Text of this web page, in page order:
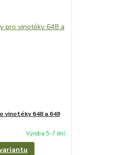
vinotéky 648 a 649
Výroba 5-7 dní